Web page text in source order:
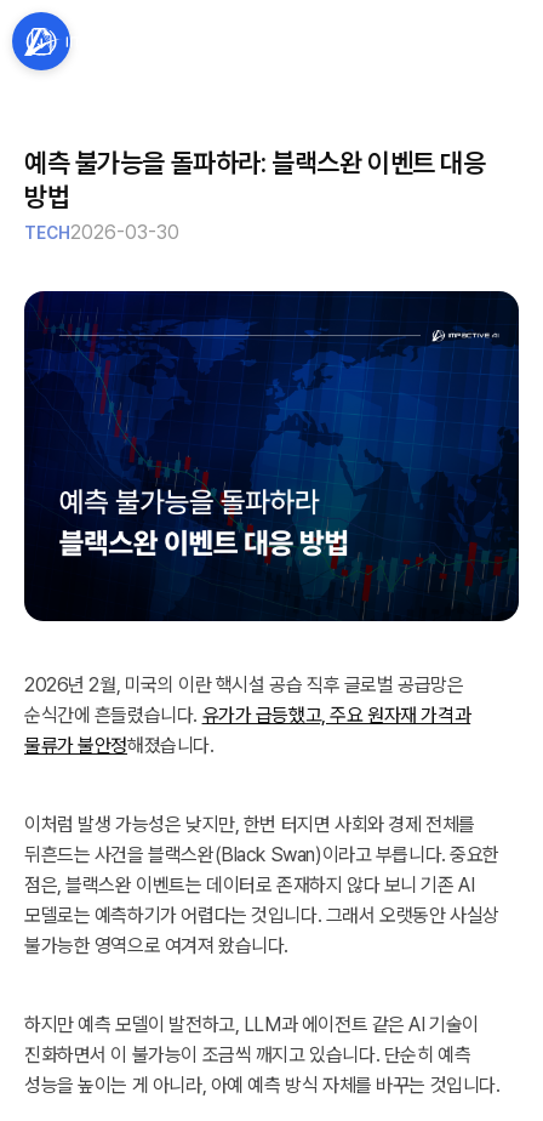
예측 불가능을 돌파하라: 블랙스완 이벤트 대응
방법
TECH2026-03-30
2026년 2월, 미국의 이란 핵시설 공습 직후 글로벌 공급망은
순식간에 흔들렸습니다. 유가가 급등했고, 주요 원자재 가격과
물류가 불안정해졌습니다.
이처럼 발생 가능성은 낮지만, 한번 터지면 사회와 경제 전체를
뒤흔드는 사건을 블랙스완(Black Swan)이라고 부릅니다. 중요한
점은, 블랙스완 이벤트는 데이터로 존재하지 않다 보니 기존 AI
모델로는 예측하기가 어렵다는 것입니다. 그래서 오랫동안 사실상
불가능한 영역으로 여겨져 왔습니다.
하지만 예측 모델이 발전하고, LLM과 에이전트 같은 AI 기술이
진화하면서 이 불가능이 조금씩 깨지고 있습니다. 단순히 예측
성능을 높이는 게 아니라, 아예 예측 방식 자체를 바꾸는 것입니다.